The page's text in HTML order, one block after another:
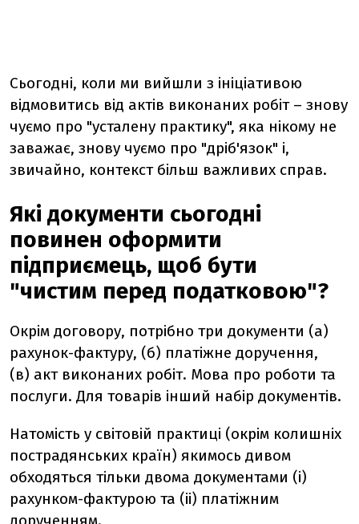
Сьогодні, коли ми вийшли з ініціативою
відмовитись від актів виконаних робіт – знову
чуємо про "усталену практику", яка нікому не
заважає, знову чуємо про "дріб'язок" і,
звичайно, контекст більш важливих справ.
Які документи сьогодні
повинен оформити
підприємець, щоб бути
"чистим перед податковою"?
Окрім договору, потрібно три документи (а)
рахунок-фактуру, (б) платіжне доручення,
(в) акт виконаних робіт. Мова про роботи та
послуги. Для товарів інший набір документів.
Натомість у світовій практиці (окрім колишніх
пострадянських країн) якимось дивом
обходяться тільки двома документами (і)
рахунком-фактурою та (іі) платіжним